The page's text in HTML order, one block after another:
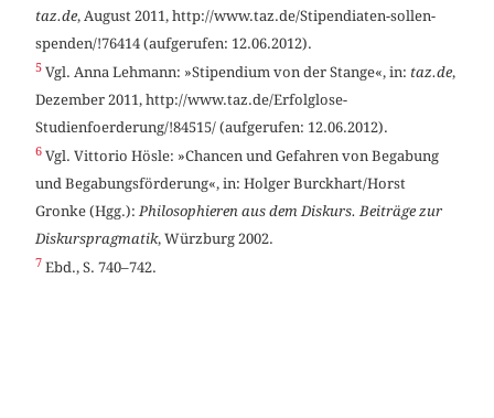
taz.de, August 2011, http://www.taz.de/Stipendiaten-sollen-
spenden/!76414 (aufgerufen: 12.06.2012).
5 Vgl. Anna Lehmann: »Stipendium von der Stange«, in: taz.de,
Dezember 2011, http://www.taz.de/Erfolglose-
Studienfoerderung/!84515/ (aufgerufen: 12.06.2012).
6 Vgl. Vittorio Hösle: »Chancen und Gefahren von Begabung
und Begabungsförderung«, in: Holger Burckhart/Horst
Gronke (Hgg.):Philosophieren aus dem Diskurs. Beiträge zur
Diskurspragmatik, Würzburg 2002.
7 Ebd., S. 740–742.